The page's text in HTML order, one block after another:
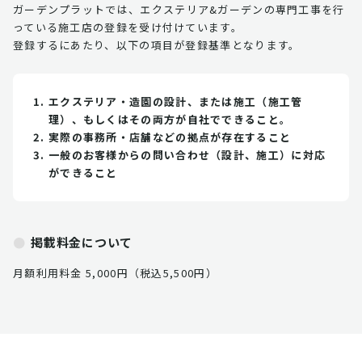
ガーデンプラットでは、エクステリア&ガーデンの専門工事を行
っている施工店の登録を受け付けています。
登録するにあたり、以下の項目が登録基準となります。
エクステリア・造園の設計、または施工（施工管
理）、もしくはその両方が自社でできること。
実際の事務所・店舗などの拠点が存在すること
一般のお客様からの問い合わせ（設計、施工）に対応
ができること
掲載料金について
月額利用料金 5,000円（税込5,500円）